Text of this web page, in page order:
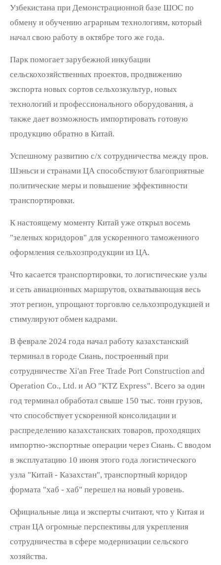
Узбекистана при Демонстрационной базе ШОС по
обмену и обучению аграрным технологиям, который
начал свою работу в октябре того же года.
Парк помогает зарубежной инкубации
сельскохозяйственных проектов, продвижению
экспорта новых сортов сельхозкультур, новых
технологий и профессионального оборудования, а
также дает возможность импортировать готовую
продукцию обратно в Китай.
Успешному развитию с/х сотрудничества между пров.
Шэньси и странами ЦА способствуют благоприятные
политические меры и повышение эффективности
транспортировки.
К настоящему моменту Китай уже открыл восемь
"зеленых коридоров" для ускоренного таможенного
оформления сельхозпродукции из ЦА.
Что касается транспортировки, то логистические узлы
и сеть авиационных маршрутов, охватывающая весь
этот регион, упрощают торговлю сельхозпродукцией и
стимулируют обмен кадрами.
В феврале 2024 года начал работу казахстанский
терминал в городе Сиань, построенный при
сотрудничестве Xi'an Free Trade Port Construction and
Operation Co., Ltd. и АО "KTZ Express". Всего за один
год терминал обработал свыше 150 тыс. тонн грузов,
что способствует ускоренной консолидации и
распределению казахстанских товаров, проходящих
импортно-экспортные операции через Сиань. С вводом
в эксплуатацию 10 июня этого года логистического
узла "Китай - Казахстан", транспортный коридор
формата "хаб - хаб" перешел на новый уровень.
Официальные лица и эксперты считают, что у Китая и
стран ЦА огромные перспективы для укрепления
сотрудничества в сфере модернизации сельского
хозяйства.